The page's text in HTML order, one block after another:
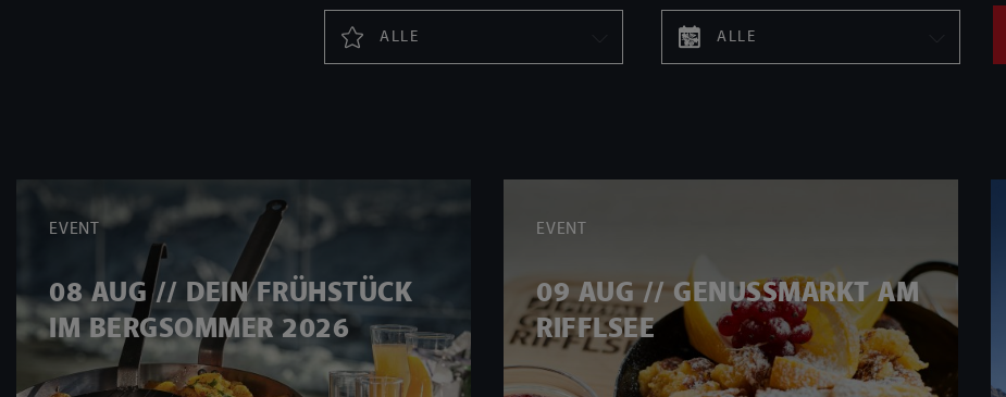
ALLE ALLE
EVENT
08 AUG // DEIN FRÜHSTÜCK
IM BERGSOMMER 2026
EVENT
09 AUG // GENUSSMARKT AM
RIFFLSEE